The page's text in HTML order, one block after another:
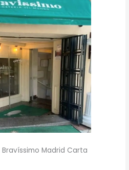
Madrid Carta